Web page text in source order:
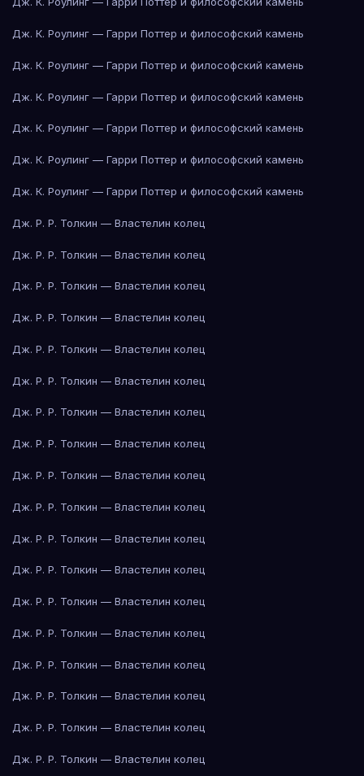
Дж. К. Роулинг — Гарри Поттер и философский камень
Дж. К. Роулинг — Гарри Поттер и философский камень
Дж. К. Роулинг — Гарри Поттер и философский камень
Дж. К. Роулинг — Гарри Поттер и философский камень
Дж. К. Роулинг — Гарри Поттер и философский камень
Дж. К. Роулинг — Гарри Поттер и философский камень
Дж. Р. Р. Толкин — Властелин колец
Дж. Р. Р. Толкин — Властелин колец
Дж. Р. Р. Толкин — Властелин колец
Дж. Р. Р. Толкин — Властелин колец
Дж. Р. Р. Толкин — Властелин колец
Дж. Р. Р. Толкин — Властелин колец
Дж. Р. Р. Толкин — Властелин колец
Дж. Р. Р. Толкин — Властелин колец
Дж. Р. Р. Толкин — Властелин колец
Дж. Р. Р. Толкин — Властелин колец
Дж. Р. Р. Толкин — Властелин колец
Дж. Р. Р. Толкин — Властелин колец
Дж. Р. Р. Толкин — Властелин колец
Дж. Р. Р. Толкин — Властелин колец
Дж. Р. Р. Толкин — Властелин колец
Дж. Р. Р. Толкин — Властелин колец
Дж. Р. Р. Толкин — Властелин колец
Дж. Р. Р. Толкин — Властелин колец